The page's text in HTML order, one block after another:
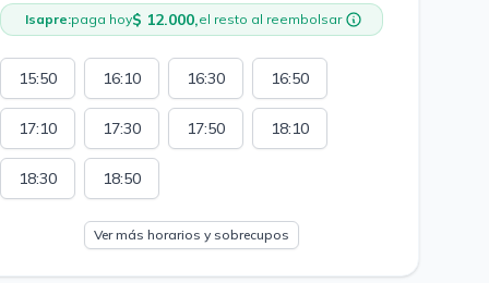
Isapre:paga hoy$ 12.000,el resto al reembolsar
15:50 16:10 16:30 16:50
17:10 17:30 17:50 18:10
18:30 18:50
Ver más horarios y sobrecupos